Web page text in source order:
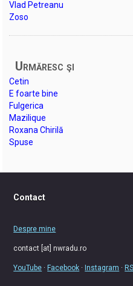
Vlad Petreanu
Zoso
Urmăresc şi
Cetin
E foarte bine
Fulgerica
Mazilique
Roxana Chirilă
Spuse
Contact
Despre mine
contact [at] nwradu.ro
YouTube ·Facebook ·Instagram ·